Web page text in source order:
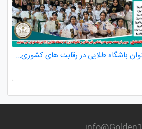
کسب مقام قهرمانی بانوان باشگاه طلایی در رقابت های کشوری کاراته